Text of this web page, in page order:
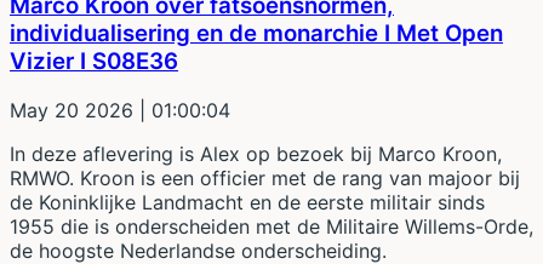
individualisering en de monarchie I Met Open
Vizier I S08E36
May 20 2026 | 01:00:04
In deze aflevering is Alex op bezoek bij Marco Kroon,
RMWO. Kroon is een officier met de rang van majoor bij
de Koninklijke Landmacht en de eerste militair sinds
1955 die is onderscheiden met de Militaire Willems-Orde,
de hoogste Nederlandse onderscheiding.